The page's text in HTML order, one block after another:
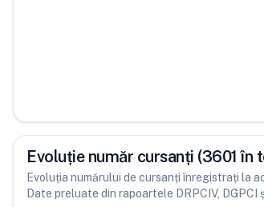
Evoluție număr cursanți (3601 în
Evoluția numărului de cursanți înregistrați la
Date preluate din rapoartele DRPCIV, DGPCI